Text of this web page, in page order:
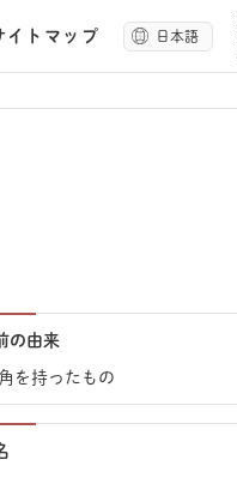
イトマップ 日本語
の由来
を持ったもの